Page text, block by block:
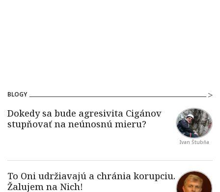
BLOGY
Ivan Štubňa